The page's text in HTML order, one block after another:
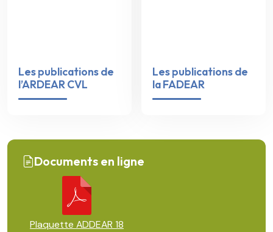
Les publications de
l’ARDEAR CVL
Les publications de
la FADEAR
Documents en ligne
Plaquette ADDEAR 18